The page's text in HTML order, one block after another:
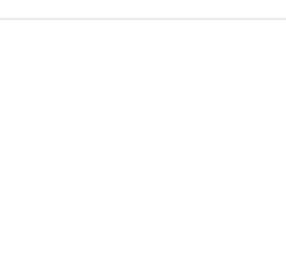
Miljöpartiet. Att ett parti satte